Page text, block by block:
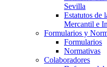
Sevilla
Estatutos de
Mercantil e
Formularios y
Formularios
Normativas
Colaboradores